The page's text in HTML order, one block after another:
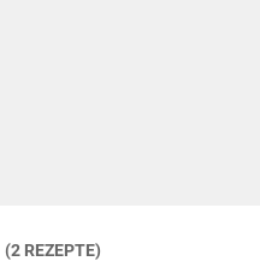
(2 REZEPTE)